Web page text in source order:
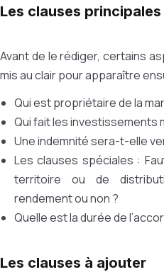
Les clauses
Avant de le rédiger, certains
mis au clair pour apparaître
Qui est propriétaire de la
Qui fait les investissements
Une indemnité sera-t-elle
Les clauses spéciales :
territoire ou de
rendement ou non ?
Quelle est la durée de
Les clauses à ajouter